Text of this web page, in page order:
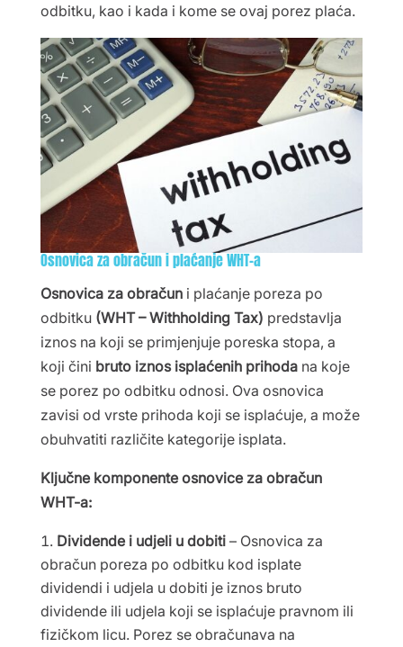
odbitku, kao i kada i kome se ovaj porez plaća.
Osnovica za obračun i plaćanje WHT-a
Osnovica za obračuni plaćanje poreza po
odbitku(WHT – Withholding Tax) predstavlja
iznos na koji se primjenjuje poreska stopa, a
koji čini bruto iznos isplaćenih prihodana koje
se porez po odbitku odnosi. Ova osnovica
zavisi od vrste prihoda koji se isplaćuje, a može
obuhvatiti različite kategorije isplata.
Ključne komponente osnovice za obračun
WHT-a:
Dividende i udjeli u dobiti– Osnovica za
obračun poreza po odbitku kod isplate
dividendi i udjela u dobiti je iznos bruto
dividende ili udjela koji se isplaćuje pravnom ili
fizičkom licu. Porez se obračunava na